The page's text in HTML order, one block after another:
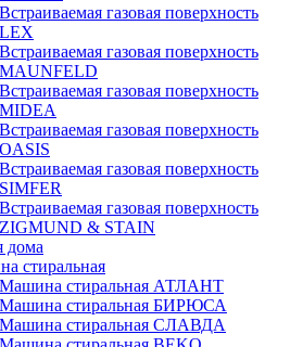
Встраиваемая газовая поверхность
LEX
Встраиваемая газовая поверхность
MAUNFELD
Встраиваемая газовая поверхность
MIDEA
Встраиваемая газовая поверхность
OASIS
Встраиваемая газовая поверхность
SIMFER
Встраиваемая газовая поверхность
ZIGMUND & STAIN
дома
стиральная
Машина стиральная АТЛАНТ
Машина стиральная БИРЮСА
Машина стиральная СЛАВДА